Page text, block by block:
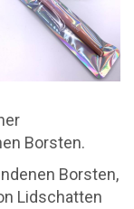
Borsten.
Borsten,
Lidschatten